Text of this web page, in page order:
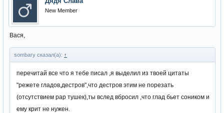
New Member
Вася,
sombary сказал(а): ↑
перечитай все что я тебе писал ,я выделил из твоей цитаты
"режете гладов,дестров",что дестров этим не порезать
(отсутствием рар тушек),ты вслед вбросил ,что глад бьет соником и
ему крит не нужен.